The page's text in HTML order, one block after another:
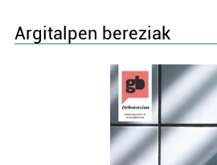
Argitalpen bereziak